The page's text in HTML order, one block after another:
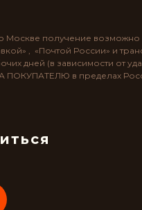
Москве получение
, «Почтой России» и
дней (в зависимости от
ПОКУПАТЕЛЮ в пределах